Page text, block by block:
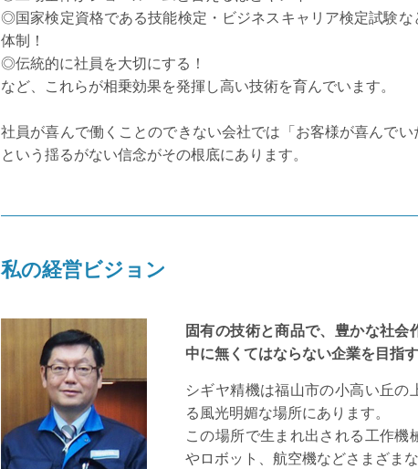
◎国家検定資格である技能検定・ビジネスキャリア検定試験
体制！
◎伝統的に社員を大切にする！
など、これらが相乗効果を発揮し高い技術を育んでいます。
社員が喜んで働くことのできない会社では「お客様が喜んでい
という揺るがない信念がその根底にあります。
私の経営ビジョン
固有の技術と商品で、豊かな社
中に無くてはならない企業を目指す
シギヤ精機は福山市の小高い丘
る風光明媚な場所にあります。
この場所で生まれ出される工作
やロボット、航空機などさまざま